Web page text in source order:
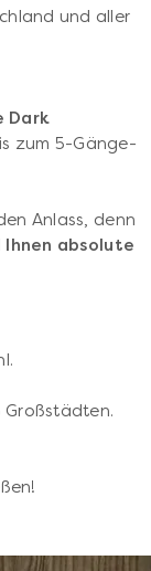
und aller
Dark
zum 5-Gänge-
Anlass, denn
Ihnen absolute
Großstädten.